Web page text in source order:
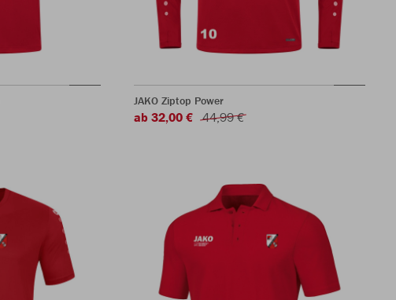
JAKO Ziptop Power
ab 32,00 € 44,99 €